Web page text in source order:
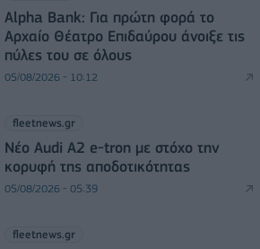
Alpha Bank: Για πρώτη φορά το
Αρχαίο Θέατρο Επιδαύρου άνοιξε τις
πύλες του σε όλους
05/08/2026 - 10:12
fleetnews.gr
Νέο Audi A2 e-tron με στόχο την
κορυφή της αποδοτικότητας
05/08/2026 - 05:39
fleetnews.gr